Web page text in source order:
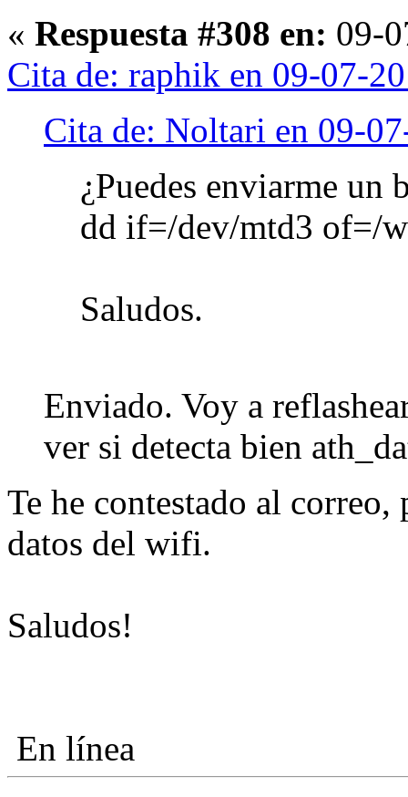
« Respuesta #308 en: 09-
Cita de: raphik en 09-07-
Cita de: Noltari en 09-
¿Puedes enviarme un
dd if=/dev/mtd3 of=/
Saludos.
Enviado. Voy a
ver si detecta bien
Te he contestado al
datos del wifi.
Saludos!
En línea